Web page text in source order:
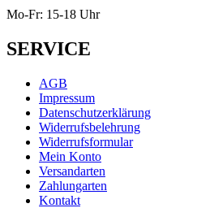
Mo-Fr: 15-18 Uhr
SERVICE
AGB
Impressum
Datenschutzerklärung
Widerrufsbelehrung
Widerrufsformular
Mein Konto
Versandarten
Zahlungarten
Kontakt